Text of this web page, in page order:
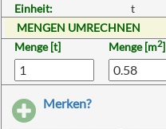
Einheit:
t
MENGEN UMRECHNEN
Menge [t]
Menge [m2]
Merken?